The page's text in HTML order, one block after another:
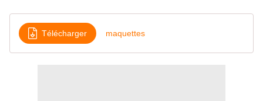
Télécharger maquettes